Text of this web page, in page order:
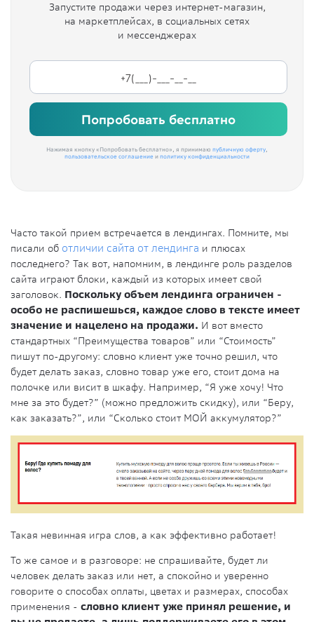
Запустите продажи через интернет-магазин,
на маркетплейсах, в социальных сетях
и мессенджерах
Попробовать бесплатно
Нажимая кнопку «Попробовать бесплатно», я принимаю публичную оферту,
пользовательское соглашение и политику конфиденциальности
Часто такой прием встречается в лендингах. Помните, мы
писали об отличии сайта от лендинга и плюсах
последнего? Так вот, напомним, в лендинге роль разделов
сайта играют блоки, каждый из которых имеет свой
заголовок. Поскольку объем лендинга ограничен -
особо не распишешься, каждое слово в тексте имеет
значение и нацелено на продажи. И вот вместо
стандартных “Преимущества товаров” или “Стоимость”
пишут по-другому: словно клиент уже точно решил, что
будет делать заказ, словно товар уже его, стоит дома на
полочке или висит в шкафу. Например, “Я уже хочу! Что
мне за это будет?” (можно предложить скидку), или “Беру,
как заказать?”, или “Сколько стоит МОЙ аккумулятор?”
Такая невинная игра слов, а как эффективно работает!
То же самое и в разговоре: не спрашивайте, будет ли
человек делать заказ или нет, а спокойно и уверенно
говорите о способах оплаты, цветах и размерах, способах
применения - словно клиент уже принял решение, и